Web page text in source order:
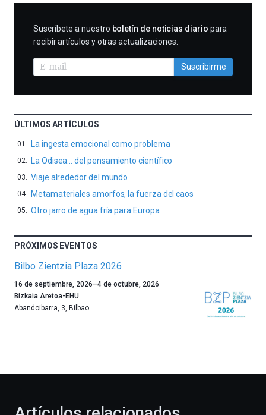
SUSCRIBIRME
Suscríbete a nuestro boletín de noticias diario para
recibir artículos y otras actualizaciones.
Suscribirme
ÚLTIMOS ARTÍCULOS
La ingesta emocional como problema
La Odisea… del pensamiento científico
Viaje alrededor del mundo
Metamateriales amorfos, la fuerza del caos
Otro jarro de agua fría para Europa
PRÓXIMOS EVENTOS
Bilbo Zientzia Plaza 2026
Un
año
más,
16 de septiembre, 2026–4 de octubre, 2026
Bizkaia Aretoa-EHU
Abandoibarra, 3, Bilbao